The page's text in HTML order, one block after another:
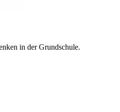
in der Grundschule.